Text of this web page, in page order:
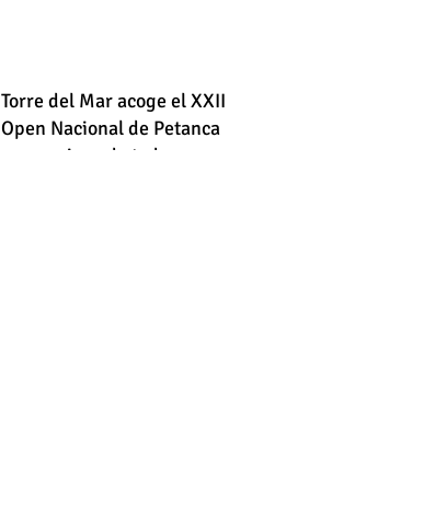
Torre del Mar acoge el XXII
Open Nacional de Petanca
con equipos de toda